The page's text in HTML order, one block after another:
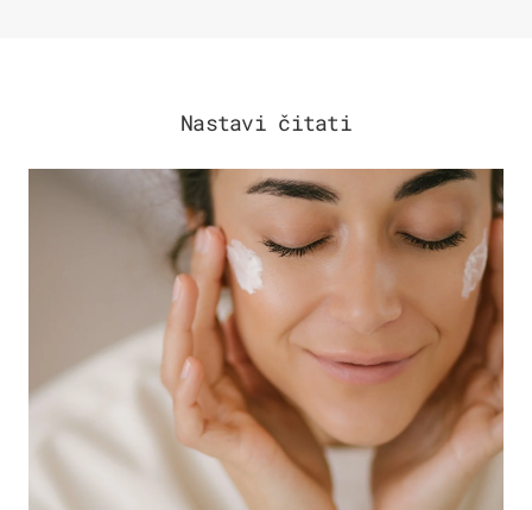
Nastavi čitati
MODA & LJEPOTA